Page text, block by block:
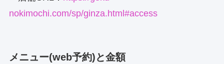
nokimochi.com/sp/ginza.html#access
メニュー(web予約)と金額